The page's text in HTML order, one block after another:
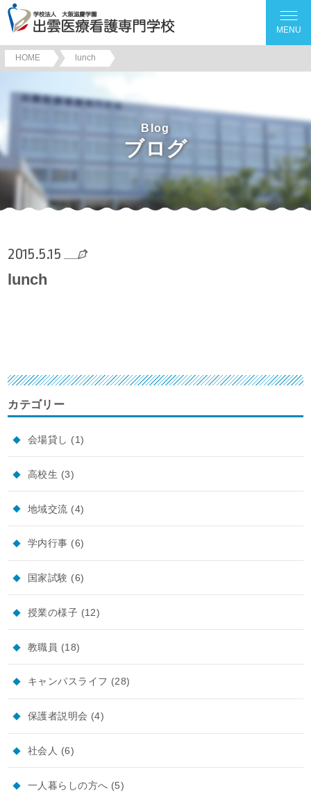
MENU
HOME lunch
Blog
ブログ
2015.5.15
lunch
カテゴリー
会場貸し (1)
高校生 (3)
地域交流 (4)
学内行事 (6)
国家試験 (6)
授業の様子 (12)
教職員 (18)
キャンパスライフ (28)
保護者説明会 (4)
社会人 (6)
一人暮らしの方へ (5)